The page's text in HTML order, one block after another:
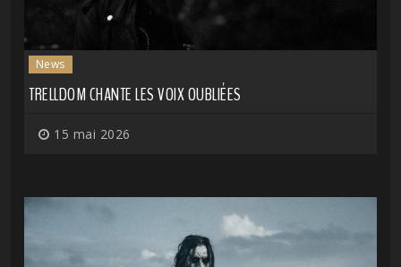
News
TRELLDOM CHANTE LES VOIX OUBLIÉES
15 mai 2026